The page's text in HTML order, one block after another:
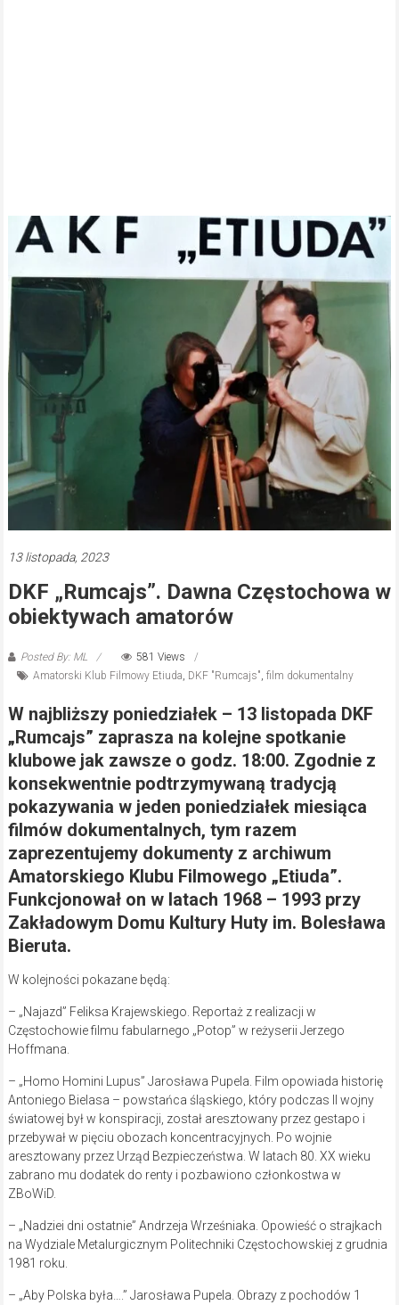
13 listopada, 2023
DKF „Rumcajs”. Dawna Częstochowa w
obiektywach amatorów
Posted By: ML
581 Views
Amatorski Klub Filmowy Etiuda, DKF "Rumcajs", film dokumentalny
W najbliższy poniedziałek – 13 listopada DKF
„Rumcajs” zaprasza na kolejne spotkanie
klubowe jak zawsze o godz. 18:00. Zgodnie z
konsekwentnie podtrzymywaną tradycją
pokazywania w jeden poniedziałek miesiąca
filmów dokumentalnych, tym razem
zaprezentujemy dokumenty z archiwum
Amatorskiego Klubu Filmowego „Etiuda”.
Funkcjonował on w latach 1968 – 1993 przy
Zakładowym Domu Kultury Huty im. Bolesława
Bieruta.
W kolejności pokazane będą:
– „Najazd” Feliksa Krajewskiego. Reportaż z realizacji w
Częstochowie filmu fabularnego „Potop” w reżyserii Jerzego
Hoffmana.
– „Homo Homini Lupus” Jarosława Pupela. Film opowiada historię
Antoniego Bielasa – powstańca śląskiego, który podczas II wojny
światowej był w konspiracji, został aresztowany przez gestapo i
przebywał w pięciu obozach koncentracyjnych. Po wojnie
aresztowany przez Urząd Bezpieczeństwa. W latach 80. XX wieku
zabrano mu dodatek do renty i pozbawiono członkostwa w
ZBoWiD.
– „Nadziei dni ostatnie” Andrzeja Wrześniaka. Opowieść o strajkach
na Wydziale Metalurgicznym Politechniki Częstochowskiej z grudnia
1981 roku.
– „Aby Polska była….” Jarosława Pupela. Obrazy z pochodów 1